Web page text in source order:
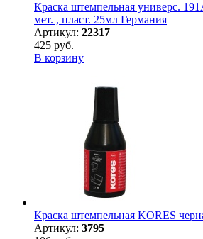
Краска штемпельная универс.
мет. , пласт. 25мл Германия
Артикул: 22317
425 руб.
В корзину
Краска штемпельная KORES
Артикул: 3795